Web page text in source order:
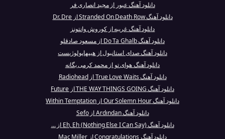
دانلود آهنگ عبور از مجید انصاری فر
دانلود آهنگ Stranded On Death Row از Dr. Dre
دانلود آهنگ غریبه از کوروش وانتونز
دانلود آهنگ Do Ta Ghalb از مسعود صادقلو
دانلود آهنگ صدای استانبول از هیپهاپولوژیست
دانلود آهنگ هوای تو از محمد کرمی یگانه
دانلود آهنگ True Love Waits از Radiohead
دانلود آهنگ THE WAY THINGS GOING از Future
دانلود آهنگ Our Solemn Hour از Within Temptation
دانلود آهنگ Ardından از Sefo
دانلود آهنگ Eh, Eh (Nothing Else I Can Say) از ...
دانلود آهنگ Congratulations از Mac Miller